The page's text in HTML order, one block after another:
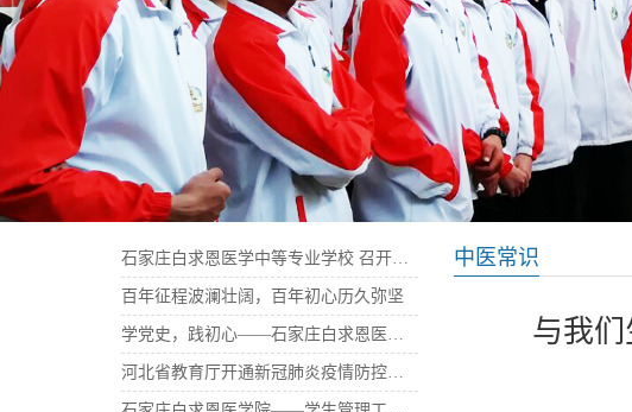
中医常识
与我
百年征程波澜壮阔，百年初心历久弥坚